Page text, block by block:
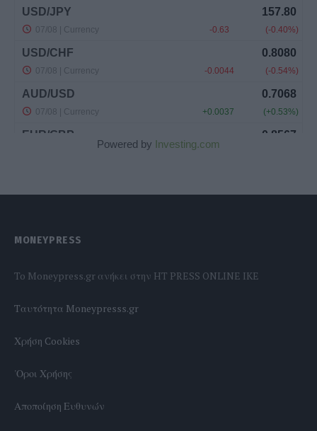
Powered by Investing.com
MONEYPRESS
To Moneypress.gr ανήκει στην HT PRESS ONLINE IKE
Tαυτότητα Moneypresss.gr
Χρήση Cookies
'Οροι Χρήσης
Αποποίηση Ευθυνών